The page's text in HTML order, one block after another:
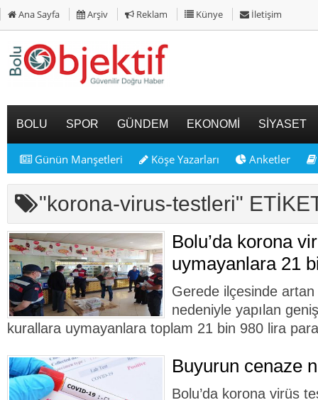
Ana Sayfa Arşiv Reklam Künye İletişim
BOLU SPOR GÜNDEM EKONOMİ SİYASET
Günün Manşetleri Köşe Yazarları Anketler
"korona-virus-testleri"
Bolu’da korona
uymayanlara 21
Gerede ilçesinde
nedeniyle yapılan
kurallara uymayanlara toplam 21 bin 980 lira
Buyurun cenaze
Bolu’da korona virüs